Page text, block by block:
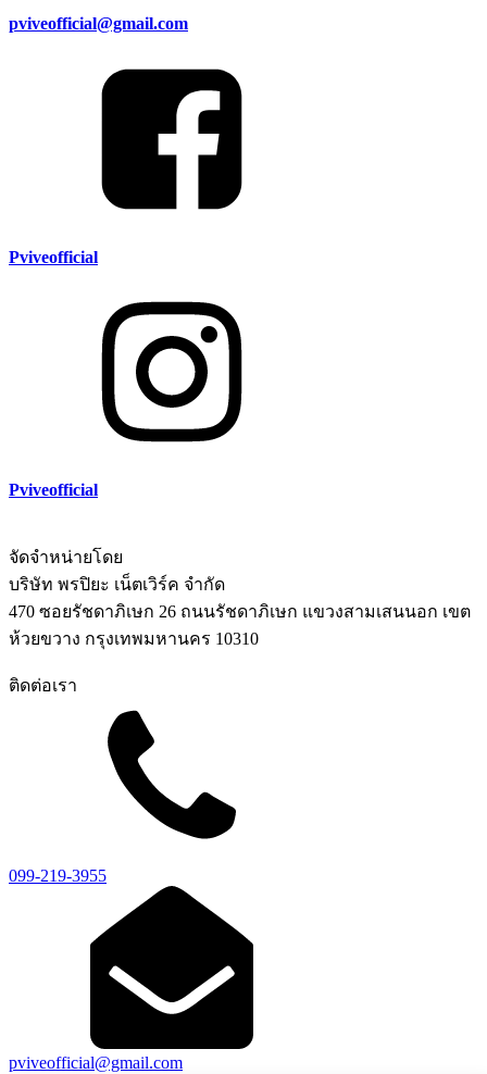
pviveofficial@gmail.com
Pviveofficial
Pviveofficial
จัดจำหน่ายโดย
บริษัท พรปิยะ เน็ตเวิร์ค จำกัด
470 ซอยรัชดาภิเษก 26 ถนนรัชดาภิเษก แขวงสามเสนนอก เขต
ห้วยขวาง กรุงเทพมหานคร 10310
ติดต่อเรา
099-219-3955
pviveofficial@gmail.com